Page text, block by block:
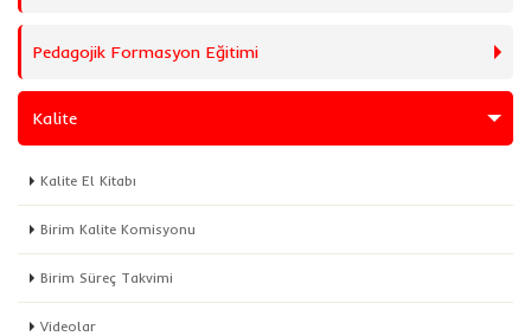
Pedagojik Formasyon Eğitimi
Kalite
Kalite El Kitabı
Birim Kalite Komisyonu
Birim Süreç Takvimi
Videolar